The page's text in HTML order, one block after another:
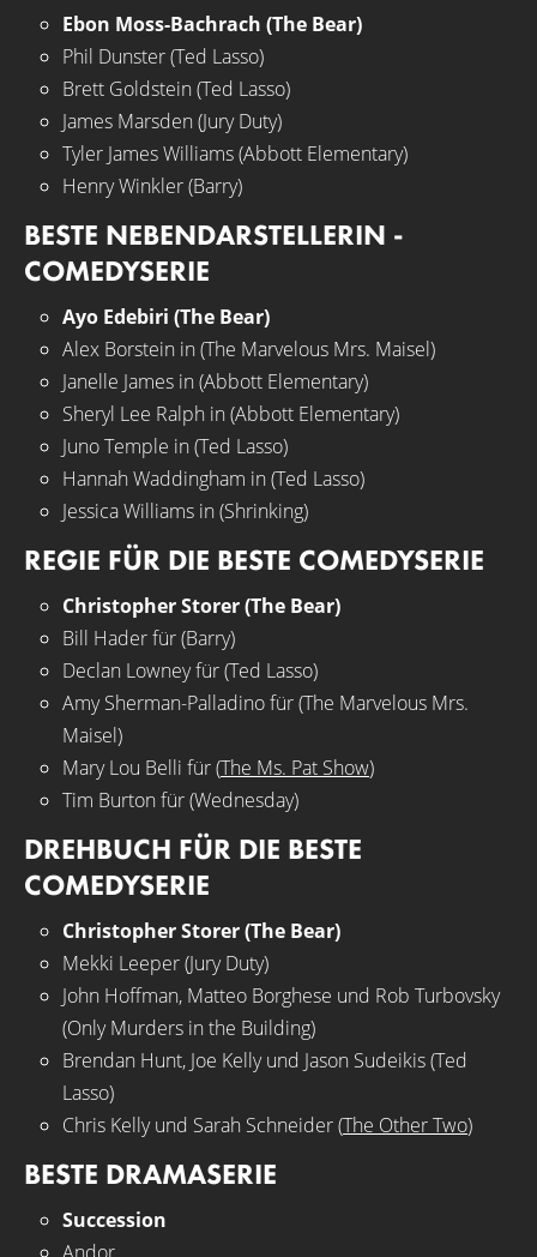
Ebon Moss-Bachrach (The Bear)
Phil Dunster (Ted Lasso)
Brett Goldstein (Ted Lasso)
James Marsden (Jury Duty)
Tyler James Williams (Abbott Elementary)
Henry Winkler (Barry)
BESTE NEBENDARSTELLERIN -
COMEDYSERIE
Ayo Edebiri (The Bear)
Alex Borstein in (The Marvelous Mrs. Maisel)
Janelle James in (Abbott Elementary)
Sheryl Lee Ralph in (Abbott Elementary)
Juno Temple in (Ted Lasso)
Hannah Waddingham in (Ted Lasso)
Jessica Williams in (Shrinking)
REGIE FÜR DIE BESTE COMEDYSERIE
Christopher Storer (The Bear)
Bill Hader für (Barry)
Declan Lowney für (Ted Lasso)
Amy Sherman-Palladino für (The Marvelous Mrs.
Maisel)
Mary Lou Belli für (The Ms. Pat Show)
Tim Burton für (Wednesday)
DREHBUCH FÜR DIE BESTE
COMEDYSERIE
Christopher Storer (The Bear)
Mekki Leeper (Jury Duty)
John Hoffman, Matteo Borghese und Rob Turbovsky
(Only Murders in the Building)
Brendan Hunt, Joe Kelly und Jason Sudeikis (Ted
Lasso)
Chris Kelly und Sarah Schneider (The Other Two)
BESTE DRAMASERIE
Succession